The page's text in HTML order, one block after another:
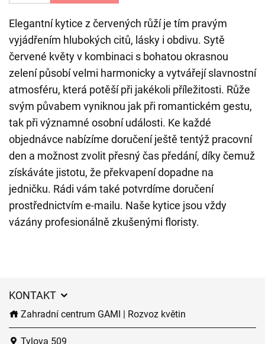
Elegantní kytice z červených růží je tím pravým
vyjádřením hlubokých citů, lásky i obdivu. Sytě
červené květy v kombinaci s bohatou okrasnou
zelení působí velmi harmonicky a vytvářejí slavnostní
atmosféru, která potěší při jakékoli příležitosti. Růže
svým půvabem vyniknou jak při romantickém gestu,
tak při významné osobní události. Ke každé
objednávce nabízíme doručení ještě tentýž pracovní
den a možnost zvolit přesný čas předání, díky čemuž
získáváte jistotu, že překvapení dopadne na
jedničku. Rádi vám také potvrdíme doručení
prostřednictvím e-mailu. Naše kytice jsou vždy
vázány profesionálně zkušenými floristy.
KONTAKT
Zahradní centrum GAMI | Rozvoz květin
Tylova 509